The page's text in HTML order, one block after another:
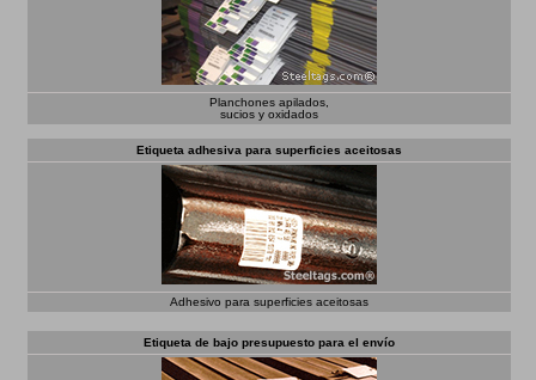
Planchones apilados,
sucios y oxidados
Etiqueta adhesiva para superficies aceitosas
Adhesivo para superficies aceitosas
Etiqueta de bajo presupuesto para el envío